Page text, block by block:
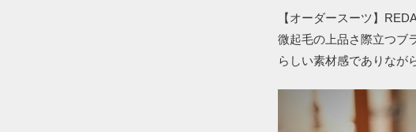
【オーダースーツ】
微起毛の上品さ際立つブ
らしい素材感でありなが